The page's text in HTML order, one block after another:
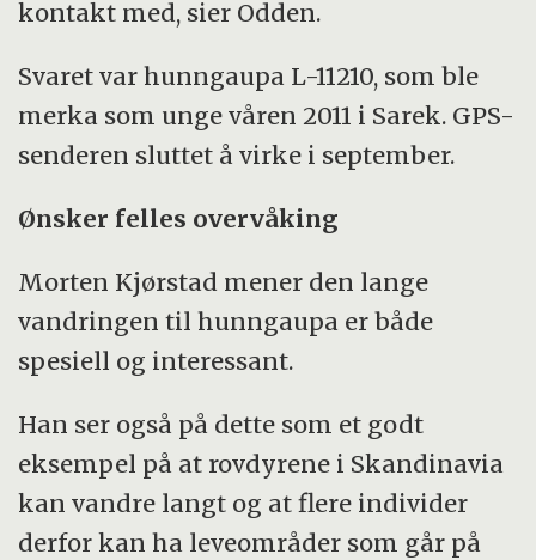
kontakt med, sier Odden.
Svaret var hunngaupa L-11210, som ble
merka som unge våren 2011 i Sarek. GPS-
senderen sluttet å virke i september.
Ønsker felles overvåking
Morten Kjørstad mener den lange
vandringen til hunngaupa er både
spesiell og interessant.
Han ser også på dette som et godt
eksempel på at rovdyrene i Skandinavia
kan vandre langt og at flere individer
derfor kan ha leveområder som går på